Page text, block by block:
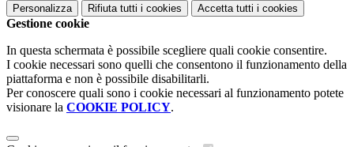
Personalizza Rifiuta tutti i cookies Accetta tutti i cookies
Gestione cookie
In questa schermata è possibile scegliere quali cookie consentire.
I cookie necessari sono quelli che consentono il funzionamento della
piattaforma e non è possibile disabilitarli.
Per conoscere quali sono i cookie necessari al funzionamento potete
visionare la COOKIE POLICY.